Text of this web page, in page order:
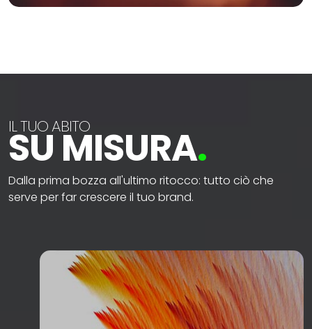
IL TUO ABITO
SU MISURA.
Dalla prima bozza all'ultimo ritocco: tutto ciò che
serve per far crescere il tuo brand.